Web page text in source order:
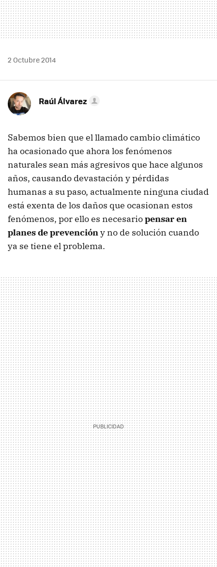
2 Octubre 2014
Raúl Álvarez
Sabemos bien que el llamado cambio climático
ha ocasionado que ahora los fenómenos
naturales sean más agresivos que hace algunos
años, causando devastación y pérdidas
humanas a su paso, actualmente ninguna ciudad
está exenta de los daños que ocasionan estos
fenómenos, por ello es necesariopensar en
planes de prevencióny no de solución cuando
ya se tiene el problema.